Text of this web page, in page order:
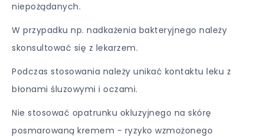
niepożądanych.
W przypadku np. nadkażenia bakteryjnego należy
skonsultować się z lekarzem.
Podczas stosowania należy unikać kontaktu leku z
błonami śluzowymi i oczami.
Nie stosować opatrunku okluzyjnego na skórę
posmarowaną kremem - ryzyko wzmożonego